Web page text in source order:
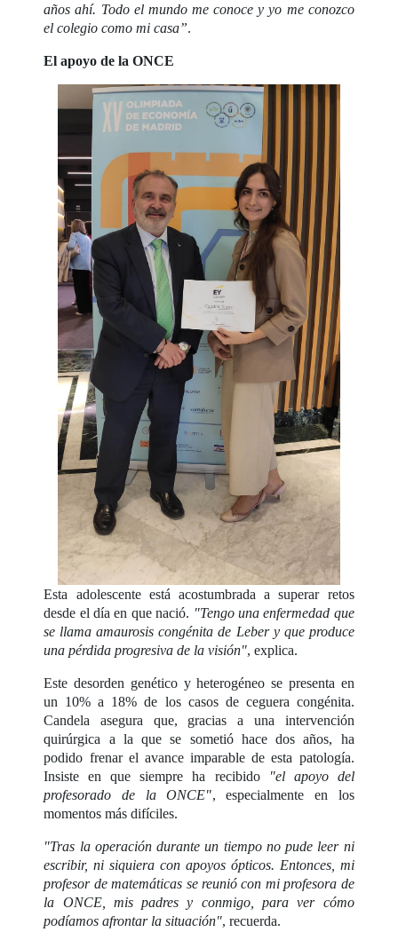
años ahí. Todo el mundo me conoce y yo me conozco
el colegio como mi casa”.
El apoyo de la ONCE
Esta adolescente está acostumbrada a superar retos
desde el día en que nació. "Tengo una enfermedad que
se llama amaurosis congénita de Leber y que produce
una pérdida progresiva de la visión", explica.
Este desorden genético y heterogéneo se presenta en
un 10% a 18% de los casos de ceguera congénita.
Candela asegura que, gracias a una intervención
quirúrgica a la que se sometió hace dos años, ha
podido frenar el avance imparable de esta patología.
Insiste en que siempre ha recibido
"el apoyo del
profesorado de la ONCE", especialmente en los
momentos más difíciles.
"Tras la operación durante un tiempo no pude leer ni
escribir, ni siquiera con apoyos ópticos. Entonces, mi
profesor de matemáticas se reunió con mi profesora de
la ONCE, mis padres y conmigo, para ver cómo
podíamos afrontar la situación", recuerda.